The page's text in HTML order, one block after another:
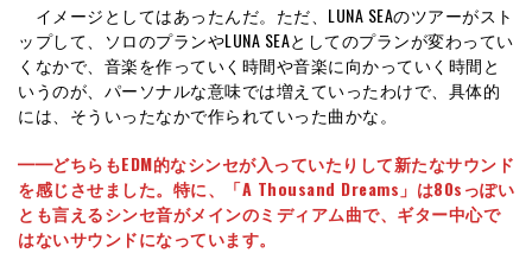
イメージとしてはあったんだ。ただ、LUNA SEAのツアーがスト
ップして、ソロのプランやLUNA SEAとしてのプランが変わってい
くなかで、音楽を作っていく時間や音楽に向かっていく時間と
いうのが、パーソナルな意味では増えていったわけで、具体的
には、そういったなかで作られていった曲かな。
━━どちらもEDM的なシンセが入っていたりして新たなサウンド
を感じさせました。特に、「A Thousand Dreams」は80sっぽい
とも言えるシンセ音がメインのミディアム曲で、ギター中心で
はないサウンドになっています。